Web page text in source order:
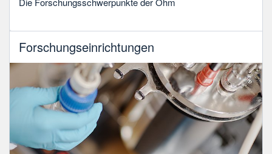
Forschungseinrichtungen